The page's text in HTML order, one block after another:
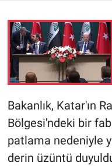
Bakanlık, Katar'ın
Bölgesi'ndeki bir
patlama nedeniyle
derin üzüntü